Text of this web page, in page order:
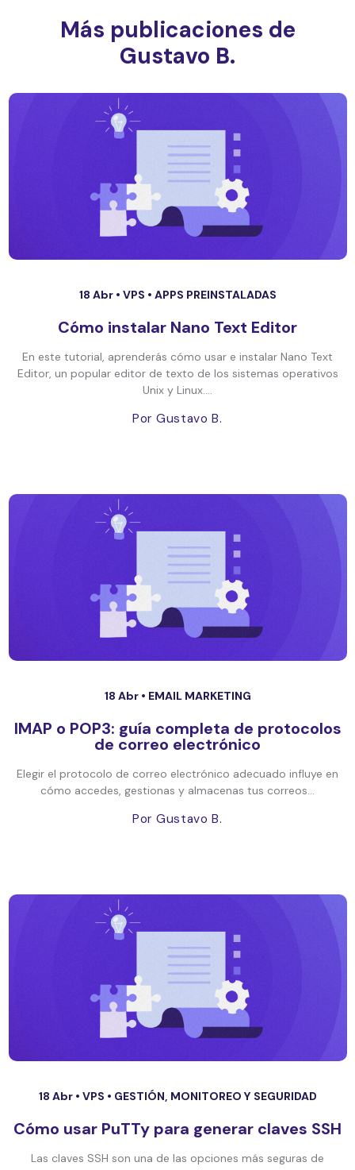
Más publicaciones de
Gustavo B.
18 Abr • VPS • APPS PREINSTALADAS
Cómo instalar Nano Text Editor
En este tutorial, aprenderás cómo usar e instalar Nano Text
Editor, un popular editor de texto de los sistemas operativos
Unix y Linux....
Por Gustavo B.
18 Abr • EMAIL MARKETING
IMAP o POP3: guía completa de protocolos
de correo electrónico
Elegir el protocolo de correo electrónico adecuado influye en
cómo accedes, gestionas y almacenas tus correos...
Por Gustavo B.
18 Abr • VPS • GESTIÓN, MONITOREO Y SEGURIDAD
Cómo usar PuTTy para generar claves SSH
Las claves SSH son una de las opciones más seguras de